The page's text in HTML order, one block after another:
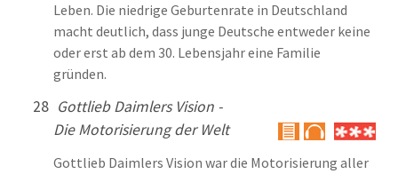
Leben. Die niedrige Geburtenrate in Deutschland
macht deutlich, dass junge Deutsche entweder keine
oder erst ab dem 30. Lebensjahr eine Familie
gründen.
28 Gottlieb Daimlers Vision -
Die Motorisierung der Welt
Gottlieb Daimlers Vision war die Motorisierung aller